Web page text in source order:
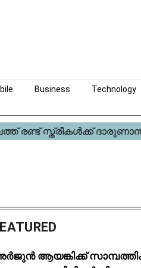
Business
Technology
ആയങ്കിക്ക്